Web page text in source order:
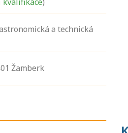
a technická
Žamberk